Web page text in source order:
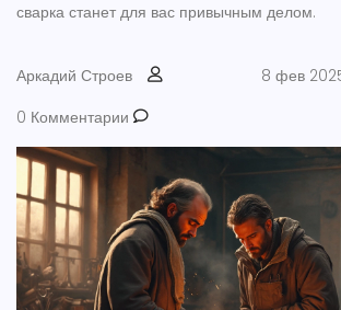
сварка станет для вас привычным делом.
Аркадий Строев
8 фев
0 Комментарии